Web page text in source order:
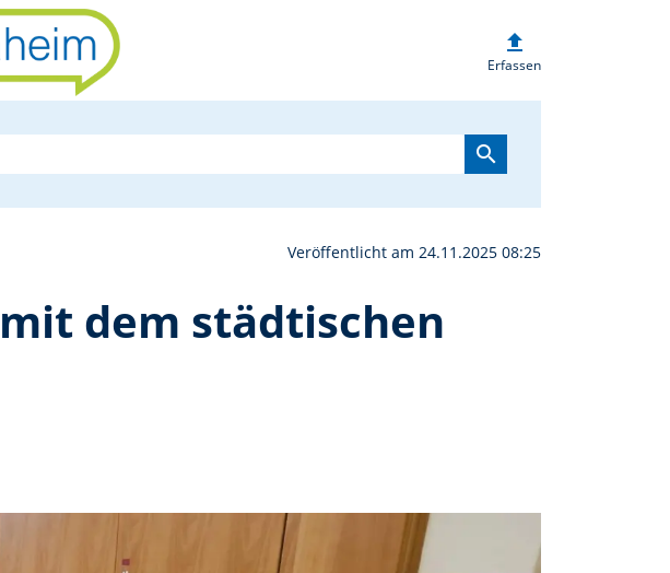
Vorlesetag 2025 mit
upload
Erfassen
search
Veröffentlicht am 24.11.2025 08:25
dem städtischen